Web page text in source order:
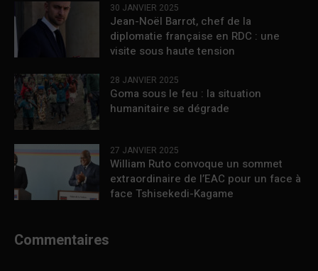
30 JANVIER 2025
Jean-Noël Barrot, chef de la
diplomatie française en RDC : une
visite sous haute tension
28 JANVIER 2025
Goma sous le feu : la situation
humanitaire se dégrade
27 JANVIER 2025
William Ruto convoque un sommet
extraordinaire de l’EAC pour un face à
face Tshisekedi-Kagame
Commentaires